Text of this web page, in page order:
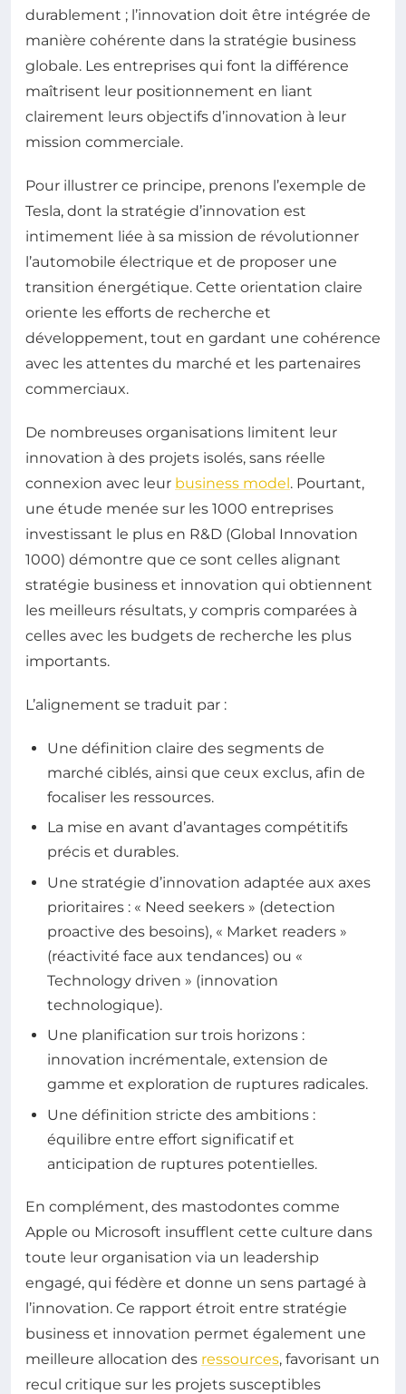
durablement ; l’innovation doit être intégrée de
manière cohérente dans la stratégie business
globale. Les entreprises qui font la différence
maîtrisent leur positionnement en liant
clairement leurs objectifs d’innovation à leur
mission commerciale.
Pour illustrer ce principe, prenons l’exemple de
Tesla, dont la stratégie d’innovation est
intimement liée à sa mission de révolutionner
l’automobile électrique et de proposer une
transition énergétique. Cette orientation claire
oriente les efforts de recherche et
développement, tout en gardant une cohérence
avec les attentes du marché et les partenaires
commerciaux.
De nombreuses organisations limitent leur
innovation à des projets isolés, sans réelle
connexion avec leur business model. Pourtant,
une étude menée sur les 1000 entreprises
investissant le plus en R&D (Global Innovation
1000) démontre que ce sont celles alignant
stratégie business et innovation qui obtiennent
les meilleurs résultats, y compris comparées à
celles avec les budgets de recherche les plus
importants.
L’alignement se traduit par :
Une définition claire des segments de
marché ciblés, ainsi que ceux exclus, afin de
focaliser les ressources.
La mise en avant d’avantages compétitifs
précis et durables.
Une stratégie d’innovation adaptée aux axes
prioritaires : « Need seekers » (detection
proactive des besoins), « Market readers »
(réactivité face aux tendances) ou «
Technology driven » (innovation
technologique).
Une planification sur trois horizons :
innovation incrémentale, extension de
gamme et exploration de ruptures radicales.
Une définition stricte des ambitions :
équilibre entre effort significatif et
anticipation de ruptures potentielles.
En complément, des mastodontes comme
Apple ou Microsoft insufflent cette culture dans
toute leur organisation via un leadership
engagé, qui fédère et donne un sens partagé à
l’innovation. Ce rapport étroit entre stratégie
business et innovation permet également une
meilleure allocation des ressources, favorisant un
recul critique sur les projets susceptibles